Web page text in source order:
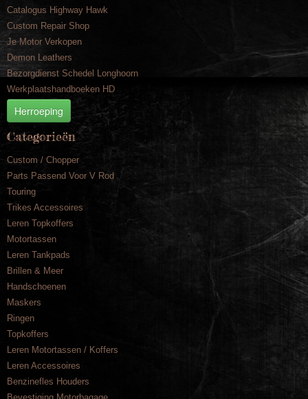
Catalogus Highway Hawk
Custom Repair Shop
Je Motor Verkopen
Demon Leathers
Bezorgdienst Schedel Longhoorn
Werkplaatshandboeken HD
Herroeping
Categorieën
Custom / Chopper
Parts Passend Voor V Rod
Touring
Trikes Accessoires
Leren Topkoffers
Motortassen
Leren Tankpads
Brillen & Meer
Handschoenen
Maskers
Ringen
Topkoffers
Leren Motortassen / Koffers
Leren Accessoires
Benzinefles Houders